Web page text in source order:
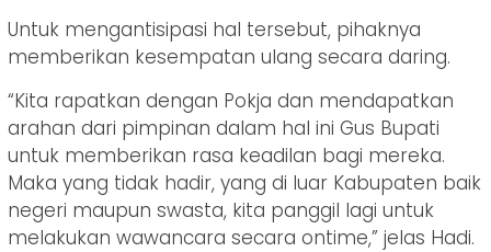
Untuk mengantisipasi hal tersebut, pihaknya
memberikan kesempatan ulang secara daring.
“Kita rapatkan dengan Pokja dan mendapatkan
arahan dari pimpinan dalam hal ini Gus Bupati
untuk memberikan rasa keadilan bagi mereka.
Maka yang tidak hadir, yang di luar Kabupaten baik
negeri maupun swasta, kita panggil lagi untuk
melakukan wawancara secara ontime,” jelas Hadi.